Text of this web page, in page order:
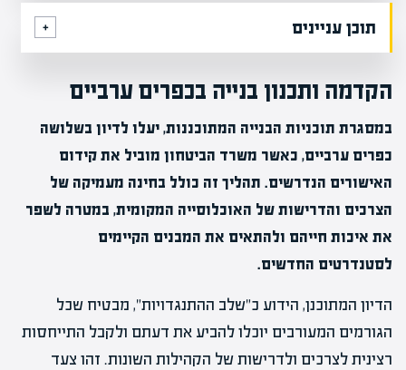
תוכן עניינים
הקדמה ותכנון בנייה בכפרים ערביים
במסגרת תוכניות הבנייה המתוכננות, יעלו לדיון בשלושה
כפרים ערביים, כאשר משרד הביטחון מוביל את קידום
האישורים הנדרשים. תהליך זה כולל בחינה מעמיקה של
הצרכים והדרישות של האוכלוסייה המקומית, במטרה לשפר
את איכות חייהם ולהתאים את המבנים הקיימים
לסטנדרטים החדשים.
הדיון המתוכנן, הידוע כ"שלב ההתנגדויות", מבטיח שכל
הגורמים המעורבים יוכלו להביע את דעתם ולקבל התייחסות
רצינית לצרכים ולדרישות של הקהילות השונות. זהו צעד